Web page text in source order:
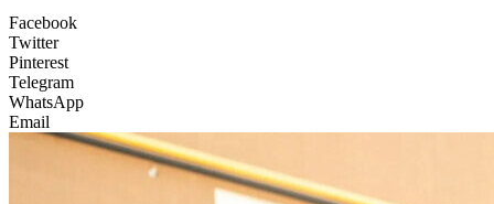
Facebook
Twitter
Pinterest
Telegram
WhatsApp
Email